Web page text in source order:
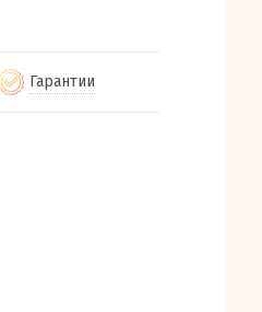
Гарантии